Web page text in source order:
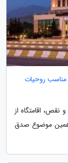
مناسب روحیات
اقامتگاه از
موضوع صدق